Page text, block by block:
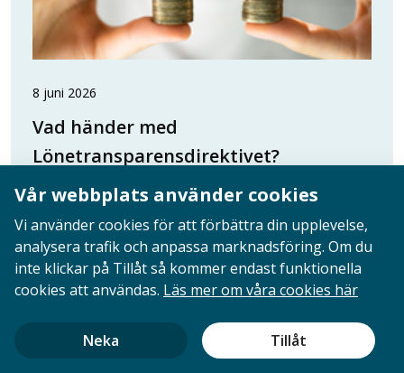
8 juni 2026
Vad händer med
Lönetransparensdirektivet?
Sverige skulle i sommar börja rapportera
löneskillnader på ett helt nytt sätt efter EU:s nya
Lönetransparensdirektiv. Regeringen har dock
backat efter kritik från arbetsgivarna och det är
än...Läs mer
38
Vår webbplats använder cookies
Vi använder cookies för att förbättra din upplevelse,
analysera trafik och anpassa marknadsföring. Om du
inte klickar på Tillåt så kommer endast funktionella
cookies att användas. Läs mer om våra cookies här
Neka Tillåt